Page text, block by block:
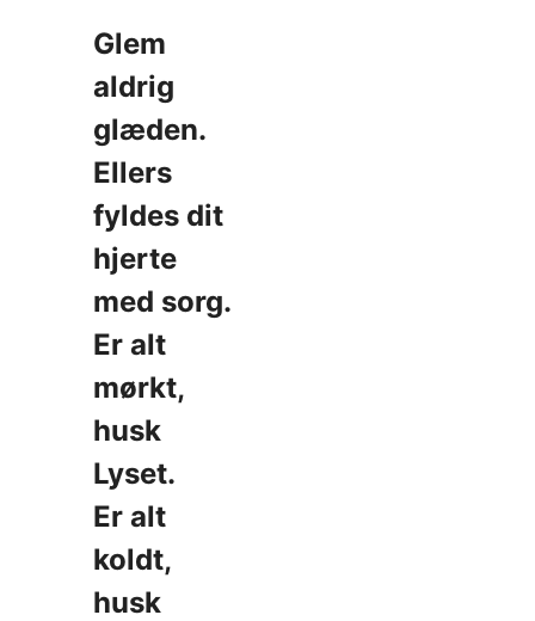
Glem
aldrig
glæden.
Ellers
fyldes dit
hjerte
med sorg.
Er alt
mørkt,
husk
Lyset.
Er alt
koldt,
husk